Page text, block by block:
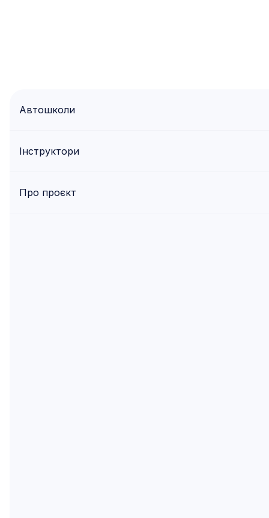
Автошколи
Інструктори
Про проєкт